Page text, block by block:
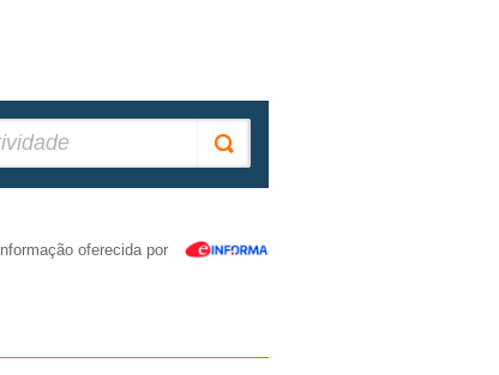
Informação oferecida por